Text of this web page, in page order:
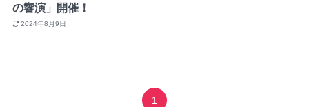
の響演」開催！
2024年8月9日
1